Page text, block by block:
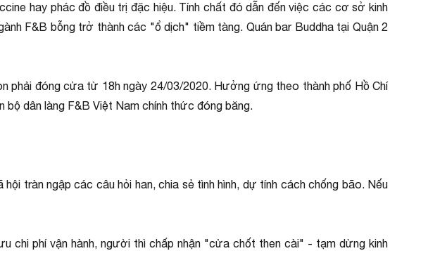
hay phác đồ điều trị đặc hiệu. Tính chất đó dẫn đến việc các cơ sở kinh
F&B bỗng trở thành các "ổ dịch" tiềm tàng. Quán bar Buddha tại Quận 2
đóng cửa từ 18h ngày 24/03/2020. Hưởng ứng theo thành phố Hồ Chí
dân làng F&B Việt Nam chính thức đóng băng.
tràn ngập các câu hỏi han, chia sẻ tình hình, dự tính cách chống bão. Nếu
chi phí vận hành, người thì chấp nhận "cửa chốt then cài" - tạm dừng kinh